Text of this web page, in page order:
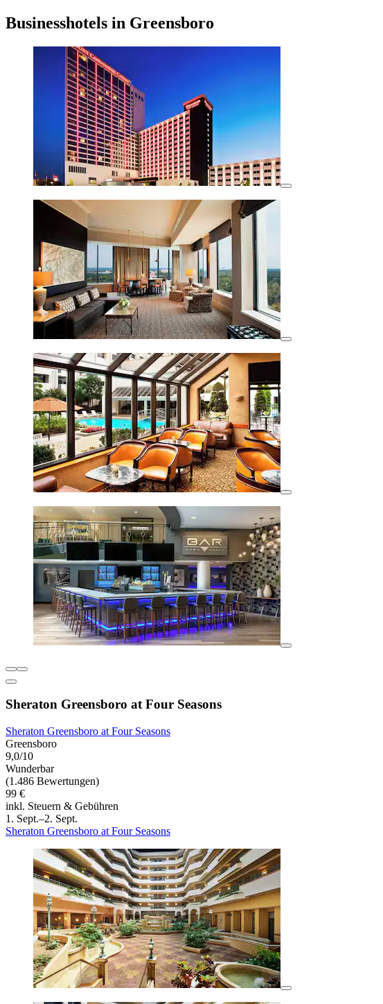
Businesshotels in Greensboro
Sheraton Greensboro at Four Seasons
Sheraton Greensboro at Four Seasons
Greensboro
9,0/10
Wunderbar
(1.486 Bewertungen)
99 €
inkl. Steuern & Gebühren
1. Sept.–2. Sept.
Sheraton Greensboro at Four Seasons